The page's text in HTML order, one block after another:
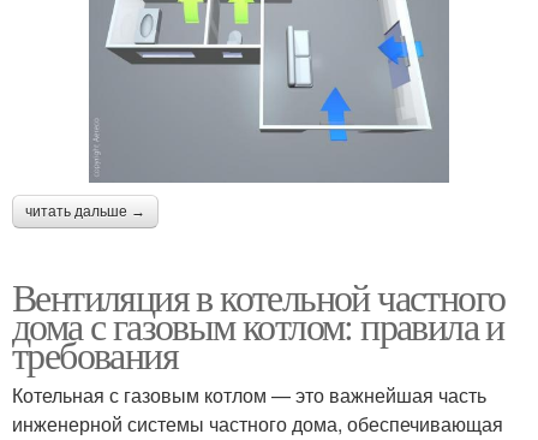
читать дальше →
Вентиляция в котельной частного
дома с газовым котлом: правила и
требования
Котельная с газовым котлом — это важнейшая часть
инженерной системы частного дома, обеспечивающая